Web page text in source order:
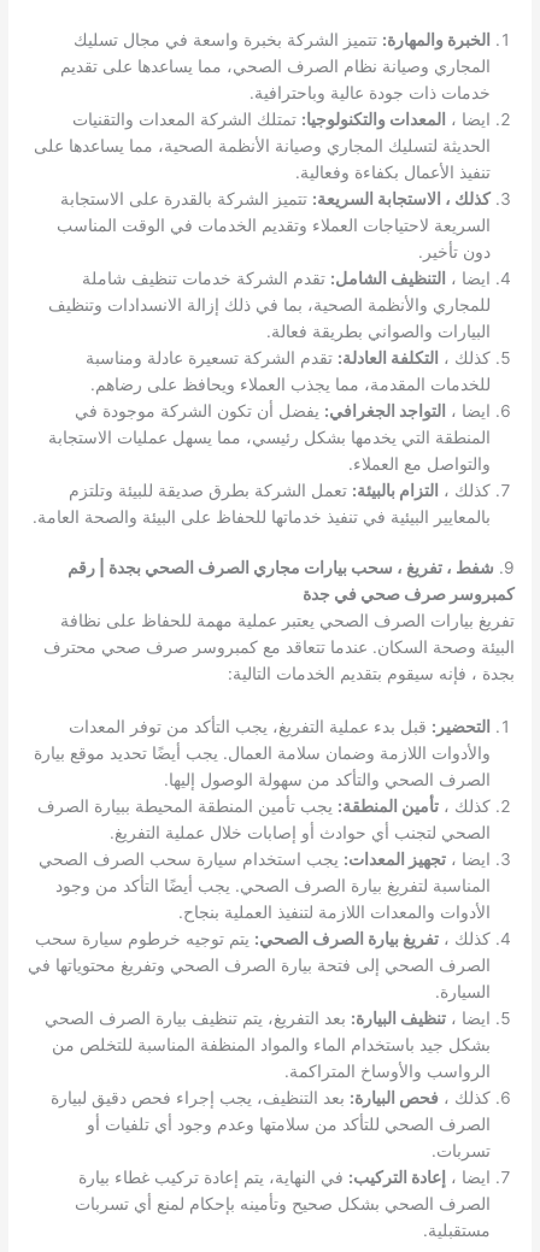
الخبرة والمهارة: تتميز الشركة بخبرة واسعة في مجال تسليك
المجاري وصيانة نظام الصرف الصحي، مما يساعدها على تقديم
خدمات ذات جودة عالية وباحترافية.
ايضا ، المعدات والتكنولوجيا: تمتلك الشركة المعدات والتقنيات
الحديثة لتسليك المجاري وصيانة الأنظمة الصحية، مما يساعدها على
تنفيذ الأعمال بكفاءة وفعالية.
كذلك ، الاستجابة السريعة: تتميز الشركة بالقدرة على الاستجابة
السريعة لاحتياجات العملاء وتقديم الخدمات في الوقت المناسب
دون تأخير.
ايضا ، التنظيف الشامل: تقدم الشركة خدمات تنظيف شاملة
للمجاري والأنظمة الصحية، بما في ذلك إزالة الانسدادات وتنظيف
البيارات والصواني بطريقة فعالة.
كذلك ، التكلفة العادلة: تقدم الشركة تسعيرة عادلة ومناسبة
للخدمات المقدمة، مما يجذب العملاء ويحافظ على رضاهم.
ايضا ، التواجد الجغرافي: يفضل أن تكون الشركة موجودة في
المنطقة التي يخدمها بشكل رئيسي، مما يسهل عمليات الاستجابة
والتواصل مع العملاء.
كذلك ، التزام بالبيئة: تعمل الشركة بطرق صديقة للبيئة وتلتزم
بالمعايير البيئية في تنفيذ خدماتها للحفاظ على البيئة والصحة العامة.
9.
شفط ، تفريغ ، سحب بيارات مجاري الصرف الصحي بجدة | رقم
كمبروسر صرف صحي في جدة
تفريغ بيارات الصرف الصحي يعتبر عملية مهمة للحفاظ على نظافة
البيئة وصحة السكان. عندما تتعاقد مع كمبروسر صرف صحي محترف
بجدة ، فإنه سيقوم بتقديم الخدمات التالية:
التحضير: قبل بدء عملية التفريغ، يجب التأكد من توفر المعدات
والأدوات اللازمة وضمان سلامة العمال. يجب أيضًا تحديد موقع بيارة
الصرف الصحي والتأكد من سهولة الوصول إليها.
كذلك ،تأمين المنطقة: يجب تأمين المنطقة المحيطة ببيارة الصرف
الصحي لتجنب أي حوادث أو إصابات خلال عملية التفريغ.
ايضا ،تجهيز المعدات: يجب استخدام سيارة سحب الصرف الصحي
المناسبة لتفريغ بيارة الصرف الصحي. يجب أيضًا التأكد من وجود
الأدوات والمعدات اللازمة لتنفيذ العملية بنجاح.
كذلك ،تفريغ بيارة الصرف الصحي: يتم توجيه خرطوم سيارة سحب
الصرف الصحي إلى فتحة بيارة الصرف الصحي وتفريغ محتوياتها في
السيارة.
ايضا ،تنظيف البيارة: بعد التفريغ، يتم تنظيف بيارة الصرف الصحي
بشكل جيد باستخدام الماء والمواد المنظفة المناسبة للتخلص من
الرواسب والأوساخ المتراكمة.
كذلك ،فحص البيارة: بعد التنظيف، يجب إجراء فحص دقيق لبيارة
الصرف الصحي للتأكد من سلامتها وعدم وجود أي تلفيات أو
تسربات.
ايضا ، إعادة التركيب: في النهاية، يتم إعادة تركيب غطاء بيارة
الصرف الصحي بشكل صحيح وتأمينه بإحكام لمنع أي تسربات
مستقبلية.